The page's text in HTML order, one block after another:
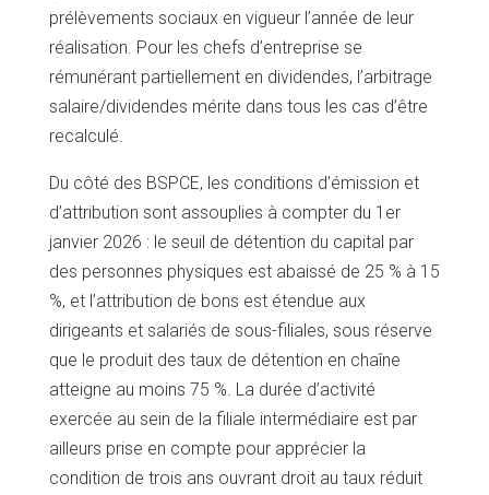
prélèvements sociaux en vigueur l’année de leur
réalisation. Pour les chefs d’entreprise se
rémunérant partiellement en dividendes, l’arbitrage
salaire/dividendes mérite dans tous les cas d’être
recalculé.
Du côté des BSPCE, les conditions d’émission et
d’attribution sont assouplies à compter du 1er
janvier 2026 : le seuil de détention du capital par
des personnes physiques est abaissé de 25 % à 15
%, et l’attribution de bons est étendue aux
dirigeants et salariés de sous-filiales, sous réserve
que le produit des taux de détention en chaîne
atteigne au moins 75 %. La durée d’activité
exercée au sein de la filiale intermédiaire est par
ailleurs prise en compte pour apprécier la
condition de trois ans ouvrant droit au taux réduit